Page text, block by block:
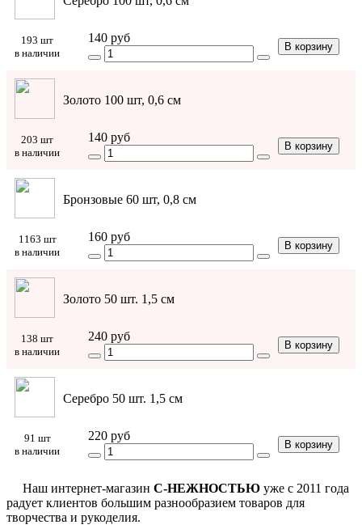
193 шт
в наличии
140 руб
В корзину
Золото 100 шт, 0,6 см
203 шт
в наличии
140 руб
В корзину
Бронзовые 60 шт, 0,8 см
1163 шт
в наличии
160 руб
В корзину
Золото 50 шт. 1,5 см
138 шт
в наличии
240 руб
В корзину
Серебро 50 шт. 1,5 см
91 шт
в наличии
220 руб
В корзину
Наш интернет-магазин С-НЕЖНОСТЬЮ уже с 2011 года
радует клиентов большим разнообразием товаров для
творчества и рукоделия.